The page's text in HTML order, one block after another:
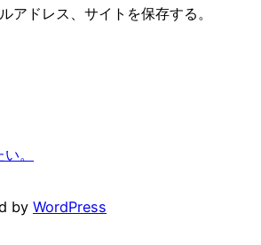
アドレス、サイトを保存する。
。
by WordPress